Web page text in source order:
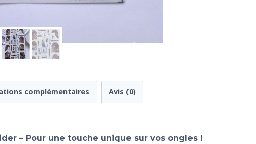
complémentaires Avis (0)
– Pour une touche unique sur vos ongles !